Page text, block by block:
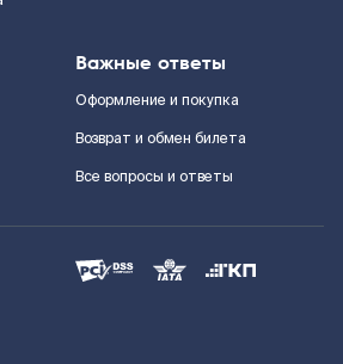
Важные ответы
Оформление и покупка
Возврат и обмен билета
Все вопросы и ответы